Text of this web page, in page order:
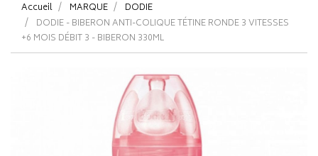
Accueil MARQUE
DODIE
DODIE - BIBERON ANTI-COLIQUE TÉTINE RONDE 3 VITESSES
+6 MOIS DÉBIT 3 - BIBERON 330ML